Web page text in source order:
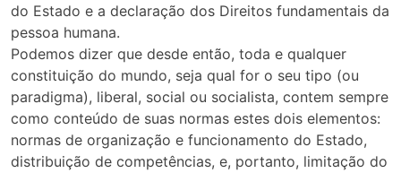
do Estado e a declaração dos Direitos fundamentais da
pessoa humana.
Podemos dizer que desde então, toda e qualquer
constituição do mundo, seja qual for o seu tipo (ou
paradigma), liberal, social ou socialista, contem sempre
como conteúdo de suas normas estes dois elementos:
normas de organização e funcionamento do Estado,
distribuição de competências, e, portanto, limitação do